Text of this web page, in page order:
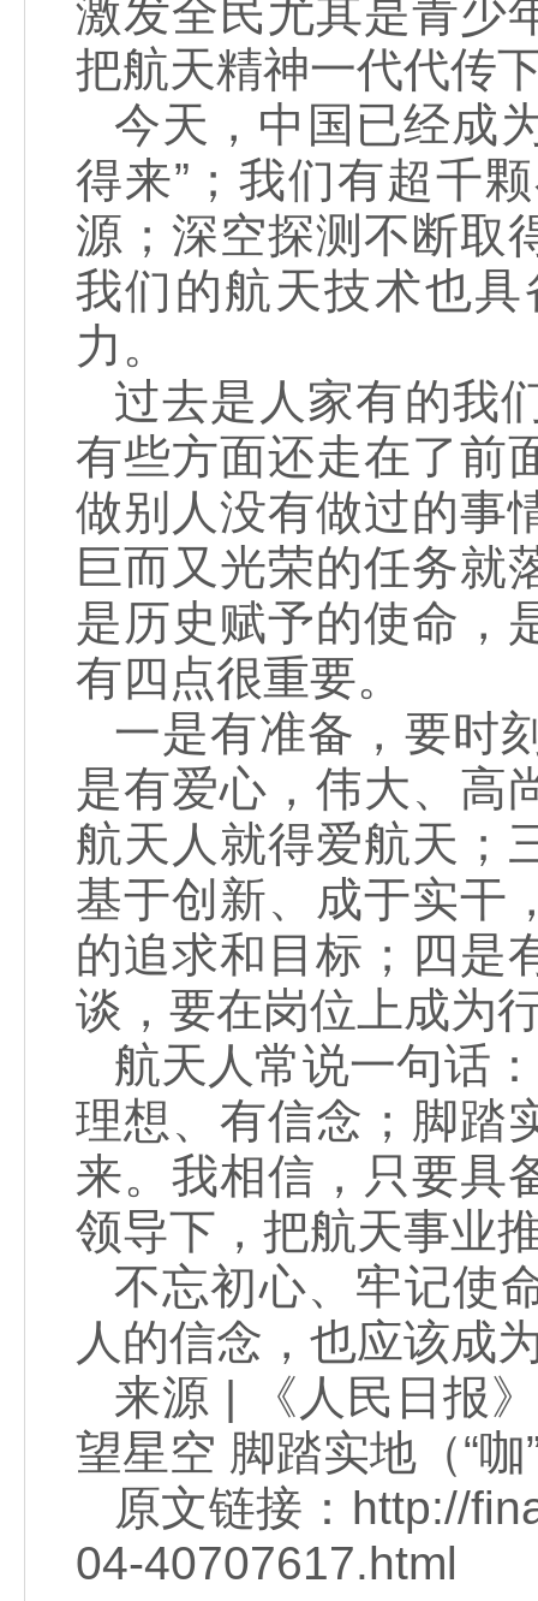
激发全民尤其是青少
把航天精神一代代
今天，中国已经成
得来”；我们有超千
源；深空探测不断取
我们的航天技术也
力。
过去是人家有的我
有些方面还走在了前
做别人没有做过的事
巨而又光荣的任务就
是历史赋予的使命，
有四点很重要。
一是有准备，要时
是有爱心，伟大、高
航天人就得爱航天；
基于创新、成于实干
的追求和目标；四是
谈，要在岗位上成为
航天人常说一句话
理想、有信念；脚踏
来。我相信，只要具
领导下，把航天事
不忘初心、牢记使
人的信念，也应该成
来源 | 《人民日报
望星空 脚踏实地（“
原文链接：http://
04-40707617.html